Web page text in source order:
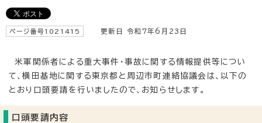
ページ番号1021415 更新日 令和7年6月23日
米軍関係者による重大事件・事故に関する情報提供等につい
て、横田基地に関する東京都と周辺市町連絡協議会は、以下の
とおり口頭要請を行いましたので、お知らせします。
口頭要請内容